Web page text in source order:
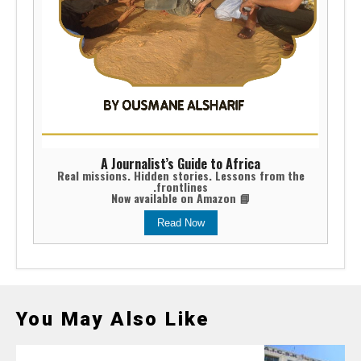
A Journalist’s Guide to Africa
Real missions. Hidden stories. Lessons from the
frontlines.
📘 Now available on Amazon
Read Now
You May Also Like